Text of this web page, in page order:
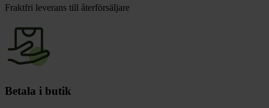
Fraktfri leverans till återförsäljare
Betala i butik